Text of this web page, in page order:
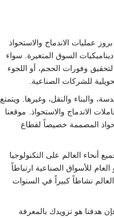
عمليات الاندماج والاستحواذ
السوق المتغيرة. سواء
وفورات الحجم، أو اللجوء
للشركات الصناعية.
والبناء والنقل، وغيرها. ويتمتع
الاندماج والاستحواذ. موقعنا
المصممة خصيصاً لقطاع
أنحاء العالم على التكنولوجيا
للأسواق الصناعية ارتباطاً
نشاطاً كبيراً في السنوات
هو تزويدك بالمعرفة